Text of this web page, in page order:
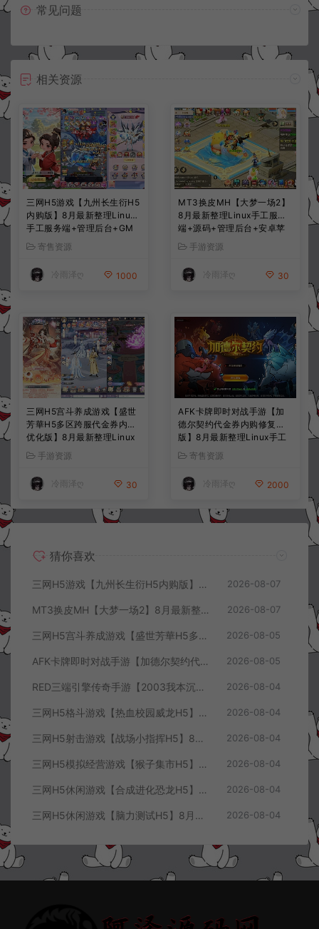
常见问题
相关资源
三网H5游戏【九州长生衍H5
内购版】8月最新整理Linux
手工服务端+管理后台+GM
授权后台+简易安卓客户端
+详细搭建教程+视频教程
寄售资源
冷雨泽ღ 1000
MT3换皮MH【大梦一场2】
8月最新整理Linux手工服务
端+源码+管理后台+安卓苹
果双端+详细搭建教程+视频
教程
手游资源
冷雨泽ღ 30
三网H5宫斗养成游戏【盛世
芳華H5多区跨服代金券内购
优化版】8月最新整理Linux
手工服务端+CDK授权后台
+全资源安卓+详细搭建教程
+视频教程
手游资源
冷雨泽ღ 30
AFK卡牌即时对战手游【加
德尔契约代金券内购修复
版】8月最新整理Linux手工
服务端+前后端全套源码+CD
K授权后台+安卓苹果双端
+详细搭建教程+视频教程
寄售资源
冷雨泽ღ 2000
猜你喜欢
三网H5游戏【九州长生衍H5内购版】8月最新整理Linux手工服务端+管理后台+GM授权后台+简易安卓客户端+详细搭建教程+视频教程 2026-08-07
MT3换皮MH【大梦一场2】8月最新整理Linux手工服务端+源码+管理后台+安卓苹果双端+详细搭建教程+视频教程 2026-08-07
三网H5宫斗养成游戏【盛世芳華H5多区跨服代金券内购优化版】8月最新整理Linux手工服务端+CDK授权后台+全资源安卓+详细搭建教程+视频教程 2026-08-05
AFK卡牌即时对战手游【加德尔契约代金券内购修复版】8月最新整理Linux手工服务端+前后端全套源码+CDK授权后台+安卓苹果双端+详细搭建教程+视频教程 2026-08-05
RED三端引擎传奇手游【2003我本沉默三职业】8月最新整理Win一键服务端+PC安卓+详细搭建教程 2026-08-04
三网H5格斗游戏【热血校园威龙H5】8月最新整理Linux手工服务端+Win一键服务端+解压即玩+简易安卓客户端+详细搭建教程 2026-08-04
三网H5射击游戏【战场小指挥H5】8月最新整理Linux手工服务端+Win一键服务端+解压即玩+简易安卓客户端+详细搭建教程 2026-08-04
三网H5模拟经营游戏【猴子集市H5】8月最新整理Linux手工服务端+Win一键服务端+解压即玩+简易安卓客户端+详细搭建教程 2026-08-04
三网H5休闲游戏【合成进化恐龙H5】8月最新整理Linux手工服务端+Win一键服务端+解压即玩+简易安卓客户端+详细搭建教程 2026-08-04
三网H5休闲游戏【脑力测试H5】8月最新整理Linux手工服务端+Win一键服务端+解压即玩+简易安卓客户端+详细搭建教程 2026-08-04